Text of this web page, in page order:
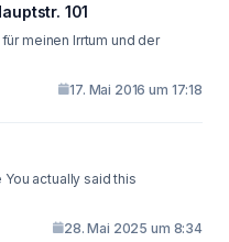
101
meinen Irrtum und der
17. Mai 2016 um 17:18
actually said this
28. Mai 2025 um 8:34